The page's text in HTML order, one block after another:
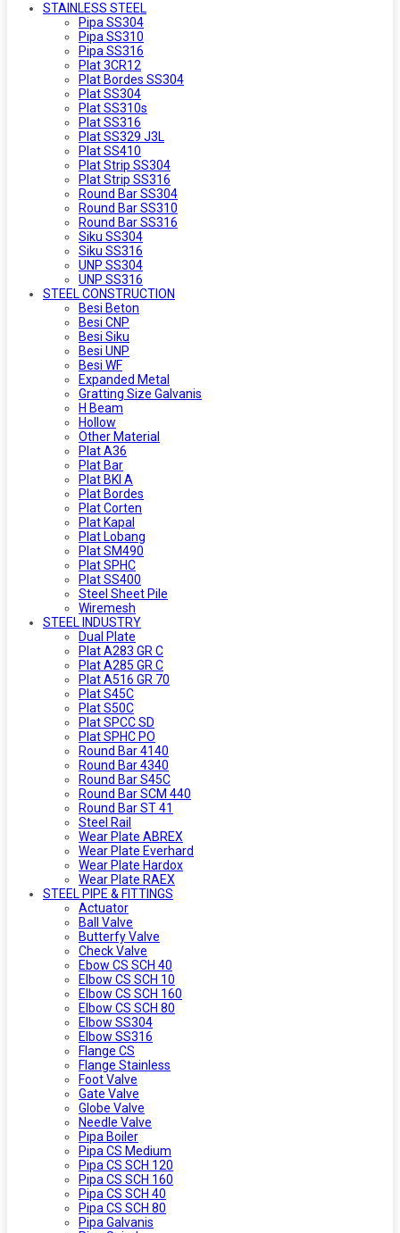
STAINLESS STEEL
Pipa SS304
Pipa SS310
Pipa SS316
Plat 3CR12
Plat Bordes SS304
Plat SS304
Plat SS310s
Plat SS316
Plat SS329 J3L
Plat SS410
Plat Strip SS304
Plat Strip SS316
Round Bar SS304
Round Bar SS310
Round Bar SS316
Siku SS304
Siku SS316
UNP SS304
UNP SS316
STEEL CONSTRUCTION
Besi Beton
Besi CNP
Besi Siku
Besi UNP
Besi WF
Expanded Metal
Gratting Size Galvanis
H Beam
Hollow
Other Material
Plat A36
Plat Bar
Plat BKI A
Plat Bordes
Plat Corten
Plat Kapal
Plat Lobang
Plat SM490
Plat SPHC
Plat SS400
Steel Sheet Pile
Wiremesh
STEEL INDUSTRY
Dual Plate
Plat A283 GR C
Plat A285 GR C
Plat A516 GR 70
Plat S45C
Plat S50C
Plat SPCC SD
Plat SPHC PO
Round Bar 4140
Round Bar 4340
Round Bar S45C
Round Bar SCM 440
Round Bar ST 41
Steel Rail
Wear Plate ABREX
Wear Plate Everhard
Wear Plate Hardox
Wear Plate RAEX
STEEL PIPE & FITTINGS
Actuator
Ball Valve
Butterfy Valve
Check Valve
Ebow CS SCH 40
Elbow CS SCH 10
Elbow CS SCH 160
Elbow CS SCH 80
Elbow SS304
Elbow SS316
Flange CS
Flange Stainless
Foot Valve
Gate Valve
Globe Valve
Needle Valve
Pipa Boiler
Pipa CS Medium
Pipa CS SCH 120
Pipa CS SCH 160
Pipa CS SCH 40
Pipa CS SCH 80
Pipa Galvanis